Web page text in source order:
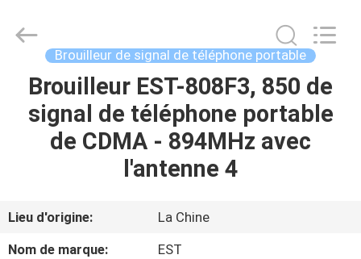
MAISON
VIDÉOS
EASTLONGE
ELECTRONICS(HK)
Reserved.
Brouilleur de signal de téléphone portable
Brouilleur EST-808F3, 850 de
signal de téléphone portable
de CDMA - 894MHz avec
l'antenne 4
Lieu d'origine:
La Chine
Nom de marque:
EST